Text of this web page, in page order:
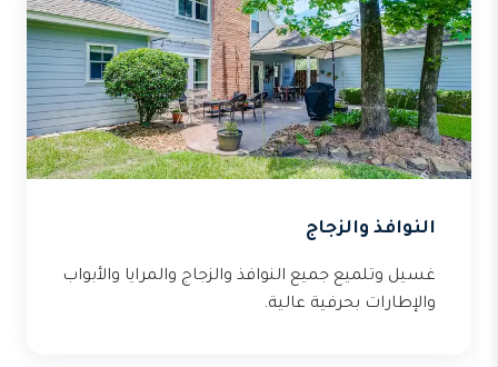
النوافذ والزجاج
غسيل وتلميع جميع النوافذ والزجاج والمرايا والأبواب
والإطارات بحرفية عالية.